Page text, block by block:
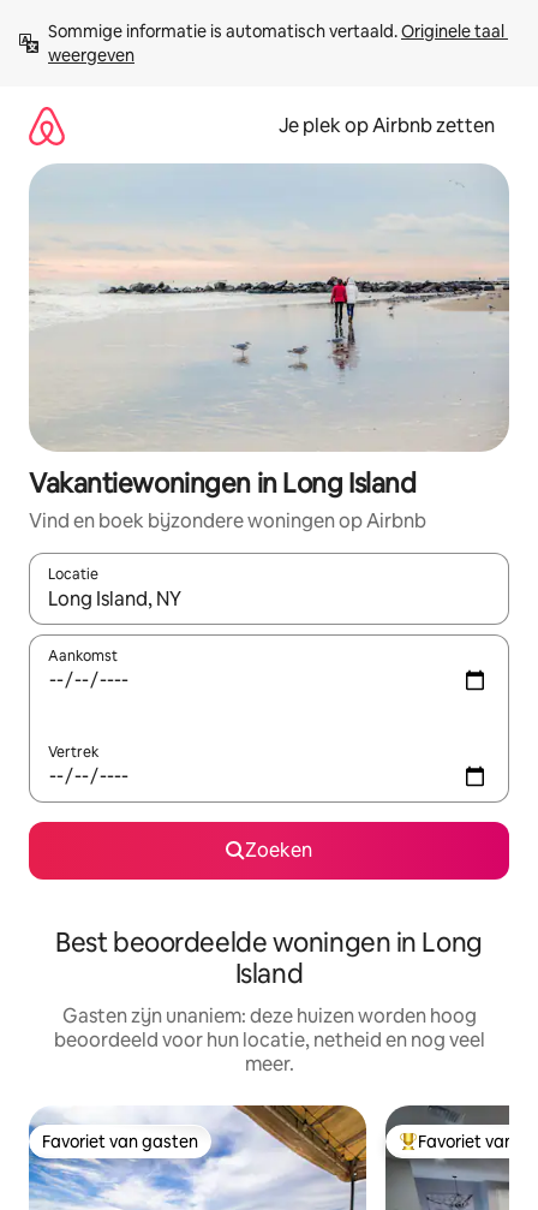
direct
naar
Sommige informatie is automatisch vertaald. Originele taal
weergeven
Je plek op Airbnb zetten
Vakantiewoningen in Long Island
Vind en boek bijzondere woningen op Airbnb
Locatie
Wanneer er resultaten beschikbaar zijn, maak je een keuze
Aankomst
Vertrek
Zoeken
Best beoordeelde woningen in Long
Island
Gasten zijn unaniem: deze huizen worden hoog
beoordeeld voor hun locatie, netheid en nog veel
meer.
Favoriet van gasten
Favoriet van gasten Topfavoriet van
Favoriet van